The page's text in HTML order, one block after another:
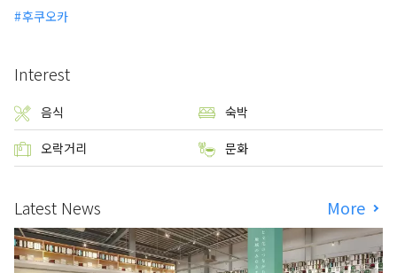
후쿠오카
Interest
음식 숙박
오락거리 문화
Latest News More